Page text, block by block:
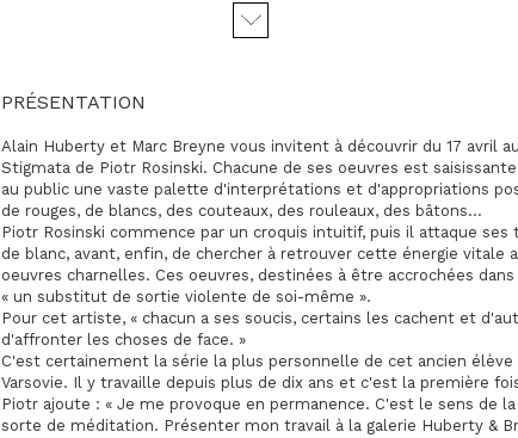
PRÉSENTATION
Alain Huberty et Marc Breyne vous invitent à découvrir du 17 avril
Stigmata de Piotr Rosinski. Chacune de ses oeuvres est
au public une vaste palette d'interprétations et d'appropriations
de rouges, de blancs, des couteaux, des rouleaux, des bâtons...
Piotr Rosinski commence par un croquis intuitif, puis il attaque
de blanc, avant, enfin, de chercher à retrouver cette énergie vitale
oeuvres charnelles. Ces oeuvres, destinées à être accrochées
« un substitut de sortie violente de soi-même ».
Pour cet artiste, « chacun a ses soucis, certains les cachent et
d'affronter les choses de face. »
C'est certainement la série la plus personnelle de cet ancien
Varsovie. Il y travaille depuis plus de dix ans et c'est la première
Piotr ajoute : « Je me provoque en permanence. C'est le sens de
sorte de méditation. Présenter mon travail à la galerie Huberty &